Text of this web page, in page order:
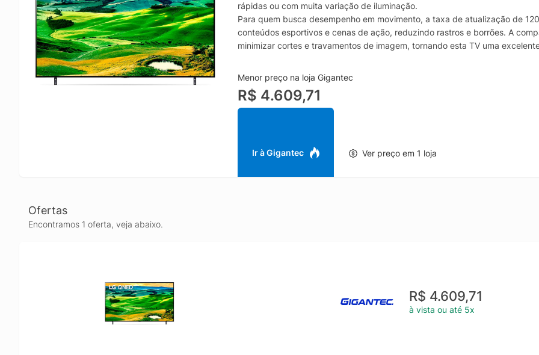
rápidas ou com muita variação de iluminação.
Para quem busca desempenho em movimento, a taxa de atualização de
conteúdos esportivos e cenas de ação, reduzindo rastros e borrões. A
minimizar cortes e travamentos de imagem, tornando esta TV uma
No uso diário, a plataforma LG ThinQ traz praticidade para controlar
conectada de forma intuitiva. Além disso, o suporte a assistentes de voz
abrir aplicativos, buscar conteúdos, ajustar volume e gerenciar
Com tela de 55 polegadas, a LG 55QNED80SQA é ideal para salas e
Menor preço na loja Gigantec
R$ 4.609,71
Ir à Gigantec Ver preço em 1 loja
Ofertas
Encontramos 1 oferta, veja abaixo.
R$ 4.609,71
à vista ou até 5x